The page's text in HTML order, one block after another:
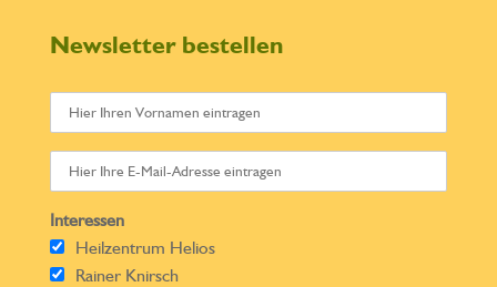
Newsletter bestellen
Interessen
Heilzentrum Helios
Rainer Knirsch